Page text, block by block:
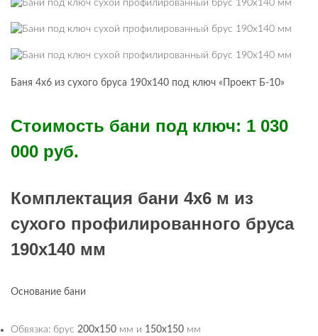
Баня 4х6 из сухого бруса 190х140 под ключ «Проект Б-10»
Стоимость бани под ключ: 1 030
000 руб.
Комплектация бани 4х6 м из
сухого профилированного бруса
190х140 мм
Основание бани
Обвязка: брус 200х150 мм и 150х150 мм